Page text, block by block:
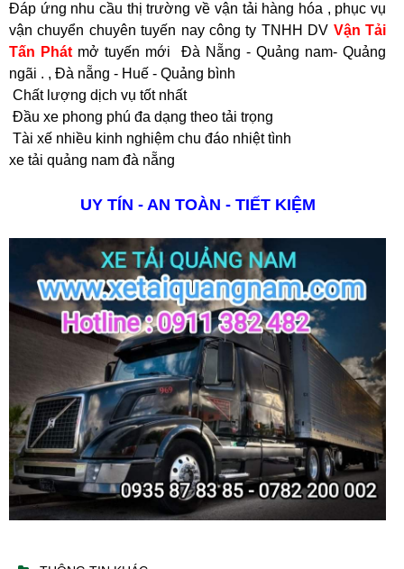
Đáp ứng nhu cầu thị trường về vận tải hàng hóa , phục vụ
vận chuyển chuyên tuyến nay công ty TNHH DV Vận Tải
Tấn Phát mở tuyến mới Đà Nẵng - Quảng nam- Quảng
ngãi . , Đà nẵng - Huế - Quảng bình
Chất lượng dịch vụ tốt nhất
Đầu xe phong phú đa dạng theo tải trọng
Tài xế nhiều kinh nghiệm chu đáo nhiệt tình
xe tải quảng nam đà nẵng
UY TÍN - AN TOÀN - TIẾT KIỆM